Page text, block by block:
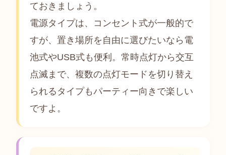
ておきましょう。
電源タイプは、コンセント式が一般的で
すが、置き場所を自由に選びたいなら電
池式やUSB式も便利。常時点灯から交互
点滅まで、複数の点灯モードを切り替え
られるタイプもパーティー向きで楽しい
ですよ。